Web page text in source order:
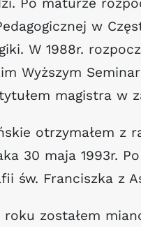
Po maturze
w
W 1988r.
Wyższym
magistra w
otrzymałem
30 maja 1993r.
św. Franciszka z
zostałem